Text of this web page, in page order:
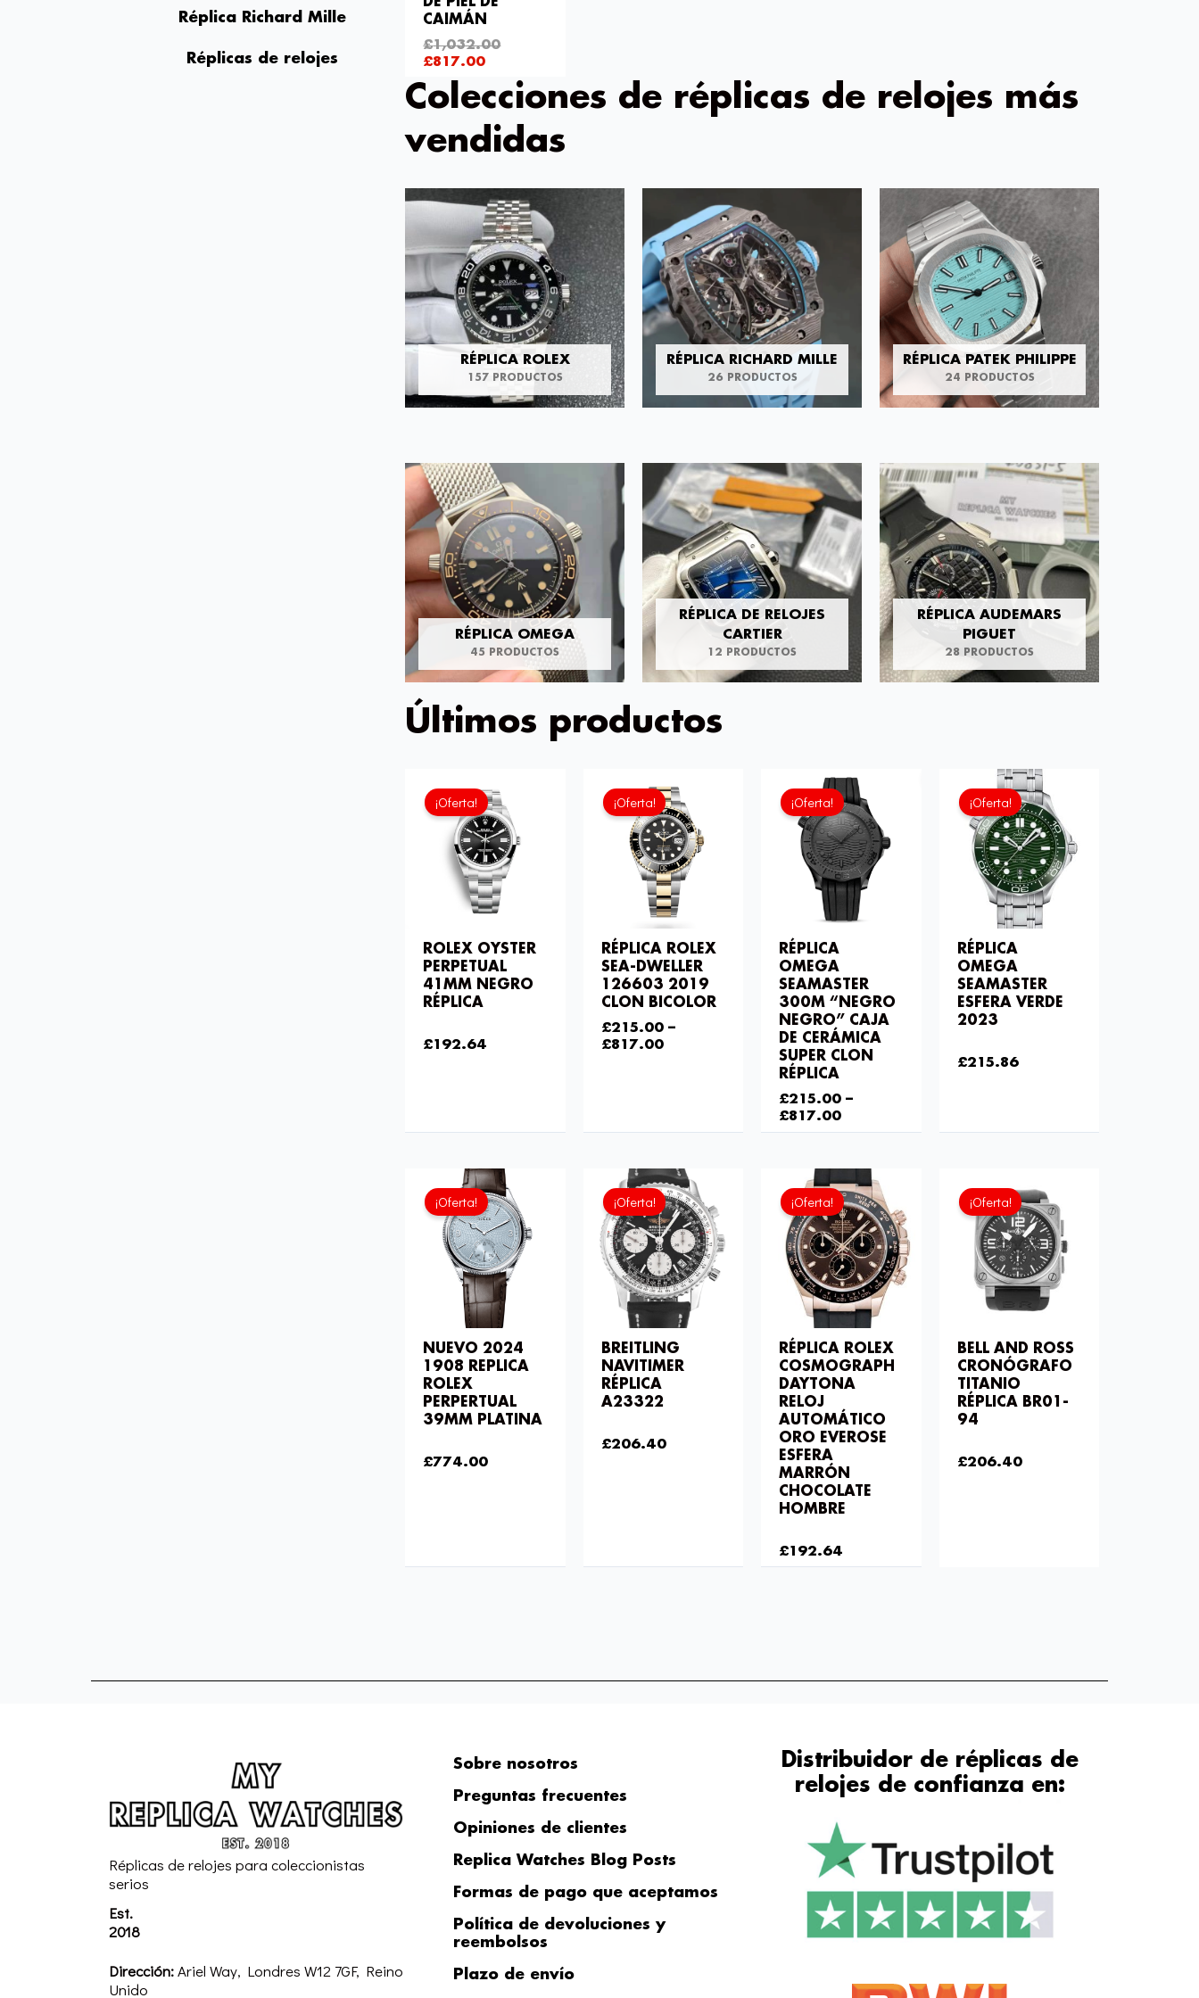
Réplica Richard Mille
Réplicas de relojes
CAIMÁN
£1,032.00
£817.00
Colecciones de réplicas de relojes más
vendidas
RÉPLICA ROLEX
157 PRODUCTOS
RÉPLICA RICHARD MILLE
26 PRODUCTOS
RÉPLICA PATEK PHILIPPE
24 PRODUCTOS
RÉPLICA OMEGA
45 PRODUCTOS
RÉPLICA DE RELOJES
CARTIER
12 PRODUCTOS
RÉPLICA AUDEMARS
PIGUET
28 PRODUCTOS
Últimos productos
¡Oferta!
ROLEX OYSTER
PERPETUAL
41MM NEGRO
RÉPLICA
precio
original
era:
£301.00.
£192.64
precio
actual
es:
£192.64.
¡Oferta!
RÉPLICA ROLEX
SEA-DWELLER
126603 2019
CLON BICOLOR
£215.00–
£817.00
¡Oferta!
RÉPLICA
OMEGA
SEAMASTER
300M “NEGRO
NEGRO” CAJA
DE CERÁMICA
SUPER CLON
RÉPLICA
£215.00 –
£817.00
¡Oferta!
RÉPLICA
OMEGA
SEAMASTER
ESFERA VERDE
2023
El
precio
original
era:
£266.60.
£215.86
El
precio
actual
es:
£215.86.
¡Oferta!
NUEVO 2024
1908 REPLICA
ROLEX
PERPERTUAL
39MM PLATINA
El
precio
original
era:
£1,032.00.
£774.00
El
precio
actual
es:
£774.00.
¡Oferta!
BREITLING
NAVITIMER
RÉPLICA
A23322
El
precio
original
era:
£301.00.
£206.40
El
precio
actual
es:
£206.40.
¡Oferta!
RÉPLICA ROLEX
COSMOGRAPH
DAYTONA
RELOJ
AUTOMÁTICO
ORO EVEROSE
ESFERA
MARRÓN
CHOCOLATE
HOMBRE
precio
original
era:
£258.00.
£192.64
precio
actual
es:
£192.64.
¡Oferta!
BELL AND ROSS
CRONÓGRAFO
TITANIO
RÉPLICA BR01-
94
precio
original
era:
£301.00.
£206.40
precio
actual
es:
£206.40.
Réplicas de relojes para coleccionistas
serios
Est.
2018
Dirección:Ariel Way, Londres W12 7GF, Reino
Unido
Sobre nosotros
Preguntas frecuentes
Opiniones de clientes
Replica Watches Blog Posts
Formas de pago que aceptamos
Política de devoluciones y
reembolsos
Plazo de envío
Distribuidor de réplicas de
relojes de confianza en: